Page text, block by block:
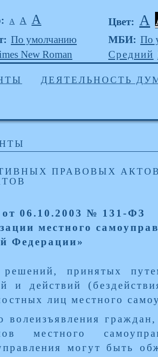
А А А Цвет: A
По умолчанию
New Roman
МБИ: По
Средний
ДЕЯТЕЛЬНОСТЬ
ПРАВОВЫХ
06.10.2003 № 131-ФЗ
местного
Федерации»
принятых
и действий
лиц местного
местного
могут быть